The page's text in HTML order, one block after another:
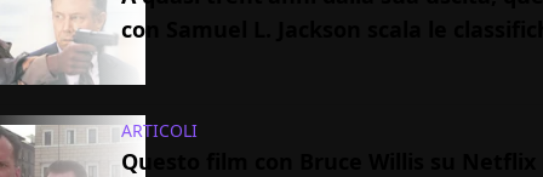
con Samuel L. Jackson scala le
ARTICOLI
Questo film con Bruce Willis su Netflix